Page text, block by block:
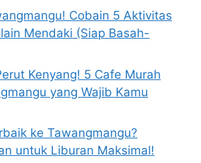
Cobain 5 Aktivitas
Mendaki (Siap Basah-
Kenyang! 5 Cafe Murah
yang Wajib Kamu
ke Tawangmangu?
untuk Liburan Maksimal!